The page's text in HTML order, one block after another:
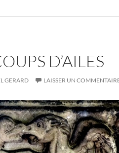
D’AILES
GERARD LAISSER UN